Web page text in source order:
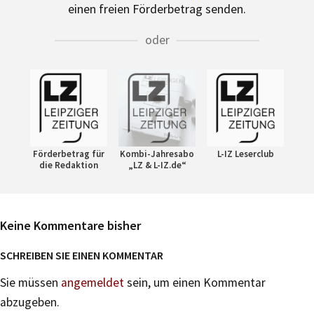
einen freien Förderbetrag senden.
oder
Förderbetrag für
die Redaktion
Kombi-Jahresabo
„LZ & L-IZ.de“
L-IZ Leserclub
Keine Kommentare bisher
SCHREIBEN SIE EINEN KOMMENTAR
Sie müssen angemeldetsein, um einen Kommentar
abzugeben.